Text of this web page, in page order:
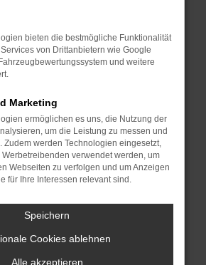
helfen, vorübergehende
dein Browser und dein
auf dem neuesten Stand sind.
sondern kann auch dazu führen,
Funktionen nicht mehr
den Webseitenbetreiber.
oben genannten Schritte versucht
uns bitte. Wir werden versuchen,
beheben. Du kannst uns diesen
um uns bei der Fehlersuche zu
bieten die bestmögliche Funktionalität
von Drittanbietern wie Google
und weitere
Marketing
ermöglichen es uns, die Nutzung der
um die Leistung zu messen und
Zudem werden Technologien eingesetzt,
verwendet werden, um
Webseiten zu verfolgen und um Anzeigen
für Ihre Interessen relevant sind.
Speichern
Cookies ablehnen
Alle akzeptieren